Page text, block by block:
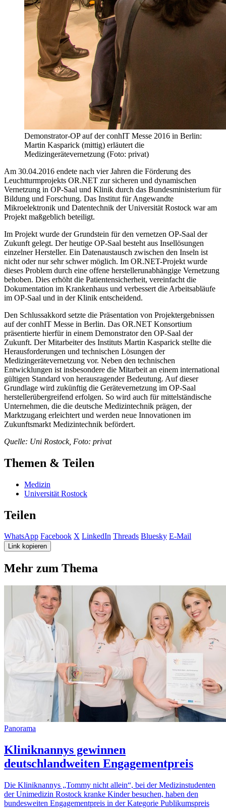
Demonstrator-OP auf der conhIT Messe 2016 in Berlin:
Martin Kasparick (mittig) erläutert die
Medizingerätevernetzung (Foto: privat)
Am 30.04.2016 endete nach vier Jahren die Förderung des
Leuchtturmprojekts OR.NET zur sicheren und dynamischen
Vernetzung in OP-Saal und Klinik durch das Bundesministerium für
Bildung und Forschung. Das Institut für Angewandte
Mikroelektronik und Datentechnik der Universität Rostock war am
Projekt maßgeblich beteiligt.
Im Projekt wurde der Grundstein für den vernetzen OP-Saal der
Zukunft gelegt. Der heutige OP-Saal besteht aus Insellösungen
einzelner Hersteller. Ein Datenaustausch zwischen den Inseln ist
nicht oder nur sehr schwer möglich. Im OR.NET-Projekt wurde
dieses Problem durch eine offene herstellerunabhängige Vernetzung
behoben. Dies erhöht die Patientensicherheit, vereinfacht die
Dokumentation im Krankenhaus und verbessert die Arbeitsabläufe
im OP-Saal und in der Klinik entscheidend.
Den Schlussakkord setzte die Präsentation von Projektergebnissen
auf der conhIT Messe in Berlin. Das OR.NET Konsortium
präsentierte hierfür in einem Demonstrator den OP-Saal der
Zukunft. Der Mitarbeiter des Instituts Martin Kasparick stellte die
Herausforderungen und technischen Lösungen der
Medizingerätevernetzung vor. Neben den technischen
Entwicklungen ist insbesondere die Mitarbeit an einem international
gültigen Standard von herausragender Bedeutung. Auf dieser
Grundlage wird zukünftig die Gerätevernetzung im OP-Saal
herstellerübergreifend erfolgen. So wird auch für mittelständische
Unternehmen, die die deutsche Medizintechnik prägen, der
Marktzugang erleichtert und werden neue Innovationen im
Zukunftsmarkt Medizintechnik befördert.
Quelle: Uni Rostock, Foto: privat
Themen & Teilen
Medizin
Universität Rostock
Teilen
WhatsApp Facebook X LinkedIn Threads Bluesky E-Mail
Link kopieren
Mehr zum Thema
Panorama
Kliniknannys gewinnen
deutschlandweiten Engagementpreis
Die Kliniknannys „Tommy nicht allein“, bei der Medizinstudenten
der Unimedizin Rostock kranke Kinder besuchen, haben den
bundesweiten Engagementpreis in der Kategorie Publikumspreis